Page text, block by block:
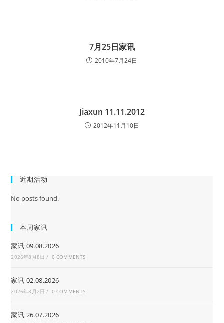
7月25日家讯
2010年7月24日
Jiaxun 11.11.2012
2012年11月10日
近期活动
No posts found.
本周家讯
家讯 09.08.2026
2026年8月8日 / 0 COMMENTS
家讯 02.08.2026
2026年8月2日 / 0 COMMENTS
家讯 26.07.2026